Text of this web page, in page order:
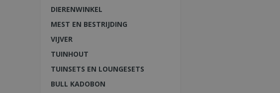
DIERENWINKEL
MEST EN BESTRIJDING
VIJVER
TUINHOUT
TUINSETS EN LOUNGESETS
BULL KADOBON